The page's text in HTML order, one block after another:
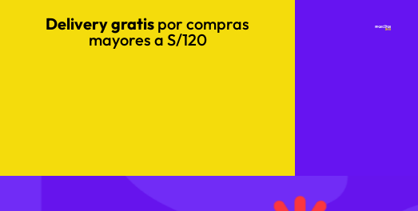
Delivery gratis por compras
mayores a S/120